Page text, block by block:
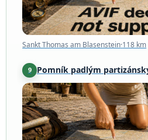
Sankt Thomas am Blasenstein·118 km
9 Pomník padlým
Jesenice·130 km